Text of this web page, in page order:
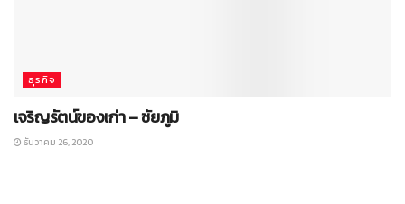
ธุรกิจ
เจริญรัตน์ของเก่า – ชัยภูมิ
ธันวาคม 26, 2020